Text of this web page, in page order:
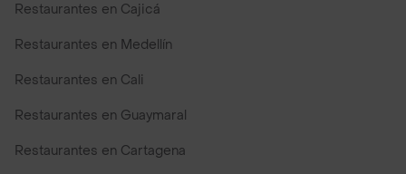
Restaurantes en Cajicá
Restaurantes en Medellín
Restaurantes en Cali
Restaurantes en Guaymaral
Restaurantes en Cartagena